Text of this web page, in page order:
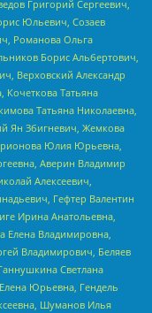
Григорий Сергеевич,
Юльевич, Созаев
Романова Ольга
Борис Альбертович,
Верховский Александр
Татьяна
Татьяна Николаевна,
Ян Збигневич, Жемкова
Юлия Юрьевна,
Аверин Владимир
Алексеевич,
Гефтер Валентин
Ирина Анатольевна,
Елена Владимировна,
Владимирович, Беляев
Светлана
Юрьевна, Гендель
Шуманов Илья